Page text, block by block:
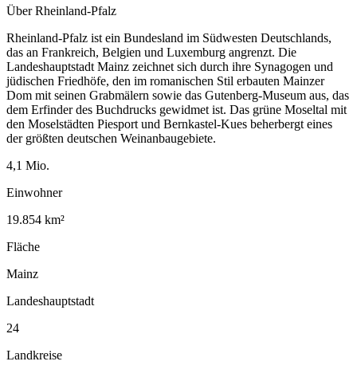
ÜberRheinland-Pfalz
Rheinland-Pfalz ist ein Bundesland im Südwesten Deutschlands,
das an Frankreich, Belgien und Luxemburg angrenzt. Die
Landeshauptstadt Mainz zeichnet sich durch ihre Synagogen und
jüdischen Friedhöfe, den im romanischen Stil erbauten Mainzer
Dom mit seinen Grabmälern sowie das Gutenberg-Museum aus, das
dem Erfinder des Buchdrucks gewidmet ist. Das grüne Moseltal mit
den Moselstädten Piesport und Bernkastel-Kues beherbergt eines
der größten deutschen Weinanbaugebiete.
4,1 Mio.
Einwohner
19.854 km²
Fläche
Mainz
Landeshauptstadt
24
Landkreise